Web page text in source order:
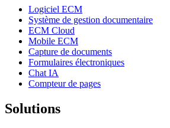
Logiciel ECM
Système de gestion documentaire
ECM Cloud
Mobile ECM
Capture de documents
Formulaires électroniques
Chat IA
Compteur de pages
Solutions